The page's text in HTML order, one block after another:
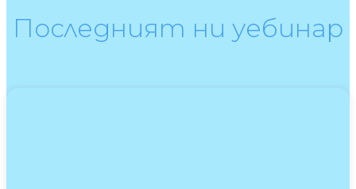
Последният ни уебинар